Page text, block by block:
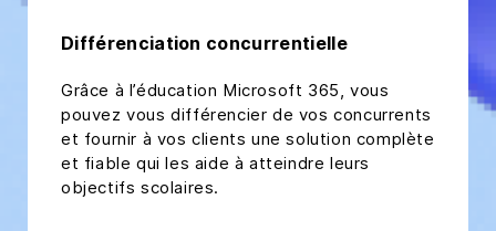
Différenciation concurrentielle
Grâce à l’éducation Microsoft 365, vous
pouvez vous différencier de vos concurrents
et fournir à vos clients une solution complète
et fiable qui les aide à atteindre leurs
objectifs scolaires.